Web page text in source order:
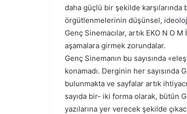
daha güçlü bir şekilde karşılarında
örgütlenmelerinin düşünsel,
Genç Sinemacılar, artık EKO N O
aşamalara girmek zorundalar.
Genç Sinemanın bu sayısında
konamadı. Derginin her sayısında
bulunmakta ve sayfalar artık
sayıda bir- iki forma olarak, bütün
yazılarına yer verecek şekilde